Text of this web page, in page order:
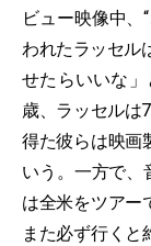
ビュー映像中、
われたラッセル
せたらいいな
歳、ラッセルは
得た彼らは映画
いう。一方で、
は全米をツアー
また必ず行くと